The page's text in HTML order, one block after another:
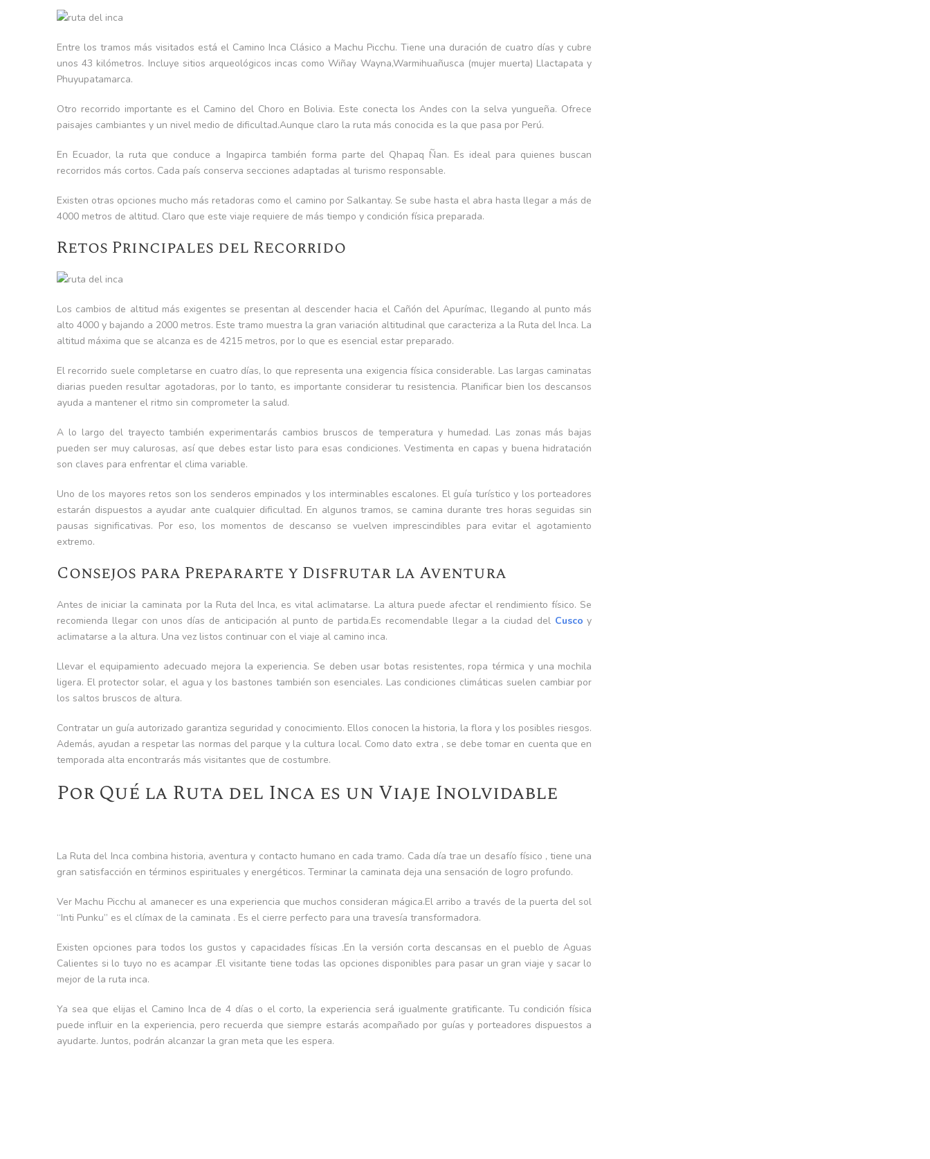
Entre los tramos más visitados está el Camino Inca Clásico a Machu Picchu. Tiene una duración de cuatro días y cubre
unos 43 kilómetros. Incluye sitios arqueológicos incas como Wiñay Wayna,Warmihuañusca (mujer muerta) Llactapata y
Phuyupatamarca.
Otro recorrido importante es el Camino del Choro en Bolivia. Este conecta los Andes con la selva yungueña. Ofrece
paisajes cambiantes y un nivel medio de dificultad.Aunque claro la ruta más conocida es la que pasa por Perú.
En Ecuador, la ruta que conduce a Ingapirca también forma parte del Qhapaq Ñan. Es ideal para quienes buscan
recorridos más cortos. Cada país conserva secciones adaptadas al turismo responsable.
Existen otras opciones mucho más retadoras como el camino por Salkantay. Se sube hasta el abra hasta llegar a más de
4000 metros de altitud. Claro que este viaje requiere de más tiempo y condición física preparada.
Retos Principales del Recorrido
Los cambios de altitud más exigentes se presentan al descender hacia el Cañón del Apurímac, llegando al punto más
alto 4000 y bajando a 2000 metros. Este tramo muestra la gran variación altitudinal que caracteriza a la Ruta del Inca. La
altitud máxima que se alcanza es de 4215 metros, por lo que es esencial estar preparado.
El recorrido suele completarse en cuatro días, lo que representa una exigencia física considerable. Las largas caminatas
diarias pueden resultar agotadoras, por lo tanto, es importante considerar tu resistencia. Planificar bien los descansos
ayuda a mantener el ritmo sin comprometer la salud.
A lo largo del trayecto también experimentarás cambios bruscos de temperatura y humedad. Las zonas más bajas
pueden ser muy calurosas, así que debes estar listo para esas condiciones. Vestimenta en capas y buena hidratación
son claves para enfrentar el clima variable.
Uno de los mayores retos son los senderos empinados y los interminables escalones. El guía turístico y los porteadores
estarán dispuestos a ayudar ante cualquier dificultad. En algunos tramos, se camina durante tres horas seguidas sin
pausas significativas. Por eso, los momentos de descanso se vuelven imprescindibles para evitar el agotamiento
extremo.
Consejos para Prepararte y Disfrutar la Aventura
Antes de iniciar la caminata por la Ruta del Inca, es vital aclimatarse. La altura puede afectar el rendimiento físico. Se
recomienda llegar con unos días de anticipación al punto de partida.Es recomendable llegar a la ciudad del Cusco y
aclimatarse a la altura. Una vez listos continuar con el viaje al camino inca.
Llevar el equipamiento adecuado mejora la experiencia. Se deben usar botas resistentes, ropa térmica y una mochila
ligera. El protector solar, el agua y los bastones también son esenciales. Las condiciones climáticas suelen cambiar por
los saltos bruscos de altura.
Contratar un guía autorizado garantiza seguridad y conocimiento. Ellos conocen la historia, la flora y los posibles riesgos.
Además, ayudan a respetar las normas del parque y la cultura local. Como dato extra , se debe tomar en cuenta que en
temporada alta encontrarás más visitantes que de costumbre.
Por Qué la Ruta del Inca es un Viaje Inolvidable
La Ruta del Inca combina historia, aventura y contacto humano en cada tramo. Cada día trae un desafío físico , tiene una
gran satisfacción en términos espirituales y energéticos. Terminar la caminata deja una sensación de logro profundo.
Ver Machu Picchu al amanecer es una experiencia que muchos consideran mágica.El arribo a través de la puerta del sol
“Inti Punku” es el clímax de la caminata . Es el cierre perfecto para una travesía transformadora.
Existen opciones para todos los gustos y capacidades físicas .En la versión corta descansas en el pueblo de Aguas
Calientes si lo tuyo no es acampar .El visitante tiene todas las opciones disponibles para pasar un gran viaje y sacar lo
mejor de la ruta inca.
Ya sea que elijas el Camino Inca de 4 días o el corto, la experiencia será igualmente gratificante. Tu condición física
puede influir en la experiencia, pero recuerda que siempre estarás acompañado por guías y porteadores dispuestos a
ayudarte. Juntos, podrán alcanzar la gran meta que les espera.